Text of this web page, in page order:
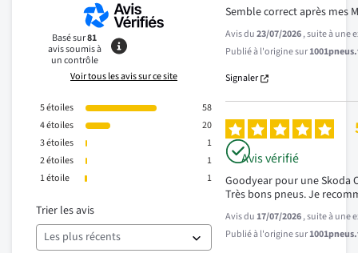
Basé sur81
avis soumis à
un contrôle
Voir tous les avis sur ce site
5étoiles
58
4étoiles
20
3étoiles
1
2étoiles
1
1étoile 1
Trier les avis
Semble correct après mes
Avis du23/07/2026, suite à une
Publié à l'origine sur
Signaler
Avis vérifié
Goodyear pour une Skoda
Très bons pneus. Je
Avis du17/07/2026, suite à une
Publié à l'origine sur